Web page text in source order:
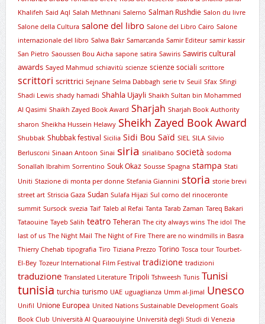
Khalifeh Said Aql Salah Methnani Salerno Salman Rushdie Salon du livre
Salone della Cultura salone del libro Salone del Libro Cairo Salone
internazionale del libro Salwa Bakr Samarcanda Samir Editeur samir kassir
San Pietro Saoussen Bou Aicha sapone satira Sawiris Sawiris cultural
awards Sayed Mahmud schiavitù scienze scienze sociali scrittore
scrittori scrittrici Sejnane Selma Dabbagh serie tv Seuil Sfax Sfingi
Shadi Lewis shady hamadi Shahla Ujayli Shaikh Sultan bin Mohammed
Al Qasimi Shaikh Zayed Book Award Sharjah Sharjah Book Authority
sharon Sheikha Hussein Helawy Sheikh Zayed Book Award
Shubbak Shubbak festival Sicilia Sidi Bou Saïd SIEL SILA Silvio
Berlusconi Sinaan Antoon Sinai siria sirialibano società sodoma
Sonallah Ibrahim Sorrentino Souk Okaz Sousse Spagna stampa Stati
Uniti Stazione di monta per donne Stefania Giannini storia storie brevi
street art Striscia Gaza Sudan Sulafa Hijazi Sul corno del rinoceronte
summit Sursock svezia Taif Taleb al Refai Tanta Tarab Zaman Tareq Bakari
Tataouine Tayeb Salih teatro Teheran The city always wins The idol The
last of us The Night Mail The Night of Fire There are no windmills in Basra
Thierry Chehab tipografia Tiro Tiziana Prezzo Torino Tosca tour Tourbet-
El-Bey Tozeur International Film Festival tradizione tradizioni
traduzione Translated Literature Tripoli Tshweesh Tunis Tunisi
tunisia turchia turismo UAE uguaglianza Umm al-Jimal Unesco
Unifil Unione Europea United Nations Sustainable Development Goals
Book Club Università Al Quaraouiyine Università degli Studi di Venezia